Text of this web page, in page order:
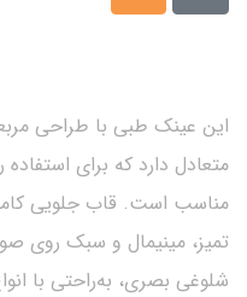
این عینک طبی با طراحی
متعادل دارد که برای
مناسب است. قاب جلویی
تمیز، مینیمال و سبک روی
شلوغی بصری، به‌راحتی با